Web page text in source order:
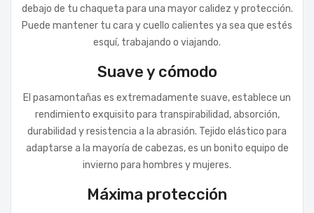
debajo de tu chaqueta para una mayor calidez y protección.
Puede mantener tu cara y cuello calientes ya sea que estés
esquí, trabajando o viajando.
Suave y cómodo
El pasamontañas es extremadamente suave, establece un
rendimiento exquisito para transpirabilidad, absorción,
durabilidad y resistencia a la abrasión. Tejido elástico para
adaptarse a la mayoría de cabezas, es un bonito equipo de
invierno para hombres y mujeres.
Máxima protección